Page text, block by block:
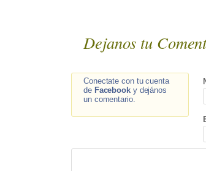
Dejanos tu
Conectate con tu cuenta
de Facebooky dejános
un comentario.